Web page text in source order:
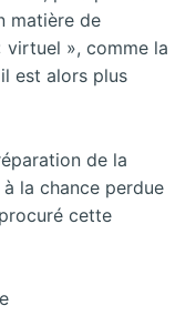
matière de
», comme la
est alors plus
de la
à la chance perdue
cette